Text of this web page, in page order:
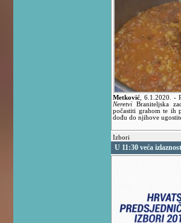
Metković 6.1.2020. -
Neretvi Braniteljska
počastiti grahom te ih
dođu do njihove
Izbori
U 11:30 veća